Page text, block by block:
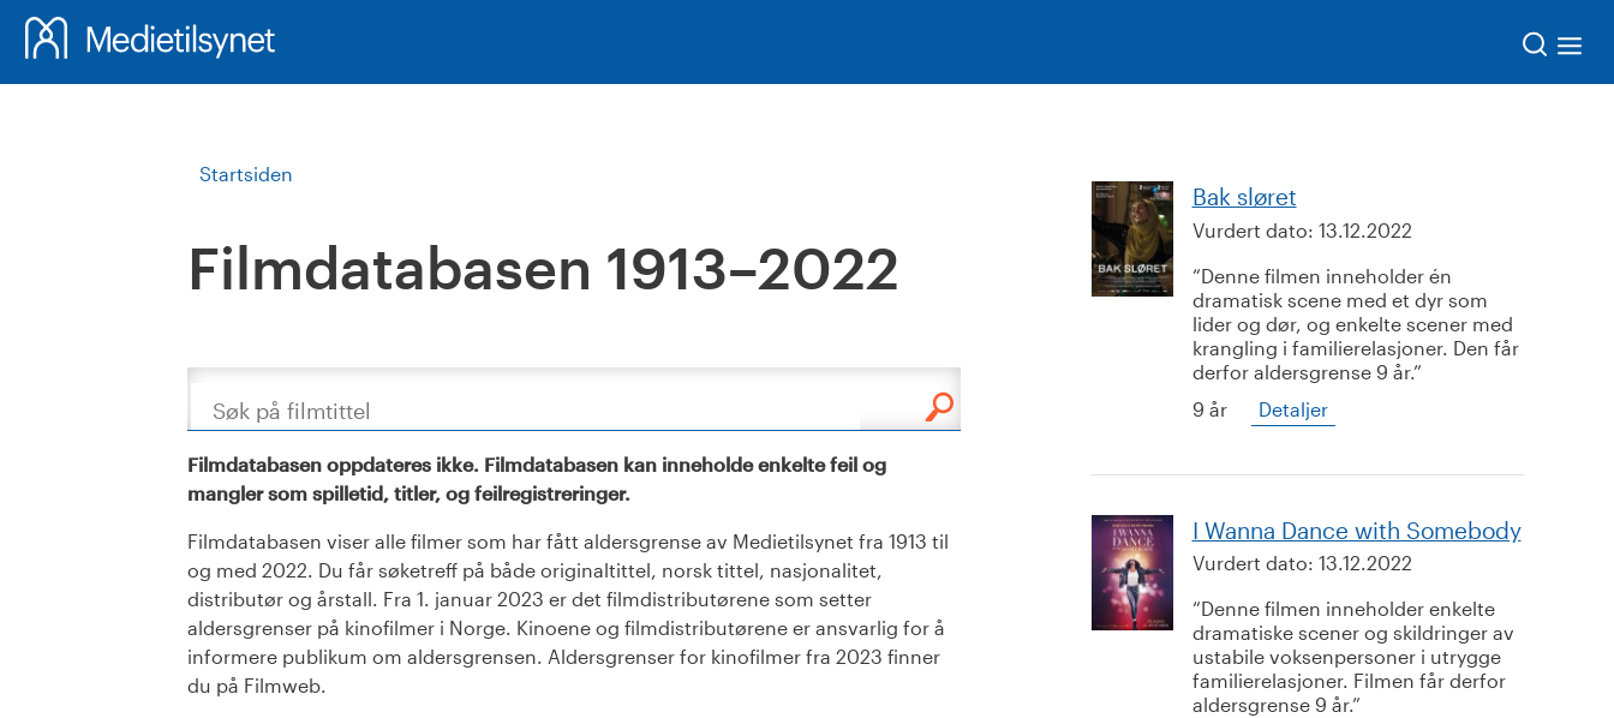
Startsiden
Filmdatabasen 1913–2022
Søk
Filmdatabasen oppdateres ikke. Filmdatabasen kan inneholde enkelte feil og
mangler som spilletid, titler, og feilregistreringer.
Filmdatabasen viser alle filmer som har fått aldersgrense av Medietilsynet fra 1913 til
og med 2022. Du får søketreff på både originaltittel, norsk tittel, nasjonalitet,
distributør og årstall. Fra 1. januar 2023 er det filmdistributørene som setter
aldersgrenser på kinofilmer i Norge. Kinoene og filmdistributørene er ansvarlig for å
informere publikum om aldersgrensen. Aldersgrenser for kinofilmer fra 2023 finner
du på Filmweb.
Bak sløret
Vurdert dato: 13.12.2022
Denne filmen inneholder én
dramatisk scene med et dyr som
lider og dør, og enkelte scener med
krangling i familierelasjoner. Den får
derfor aldersgrense 9 år.
9 år
Detaljer
I Wanna Dance with Somebody
Vurdert dato: 13.12.2022
Denne filmen inneholder enkelte
dramatiske scener og skildringer av
ustabile voksenpersoner i utrygge
familierelasjoner. Filmen får derfor
aldersgrense 9 år.